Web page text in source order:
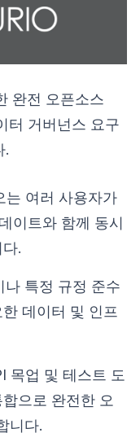
완전 오픈소스
터 거버넌스 요구
.
는 여러 사용자가
이트와 함께 동시
.
나 특정 규정 준수
데이터 및 인프
목업 및 테스트 도
으로 완전한 오
니다.